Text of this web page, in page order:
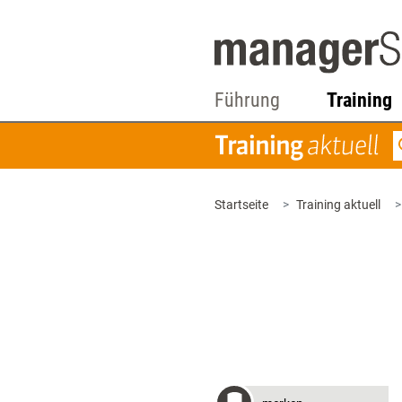
Führung Training
Startseite Training aktuell